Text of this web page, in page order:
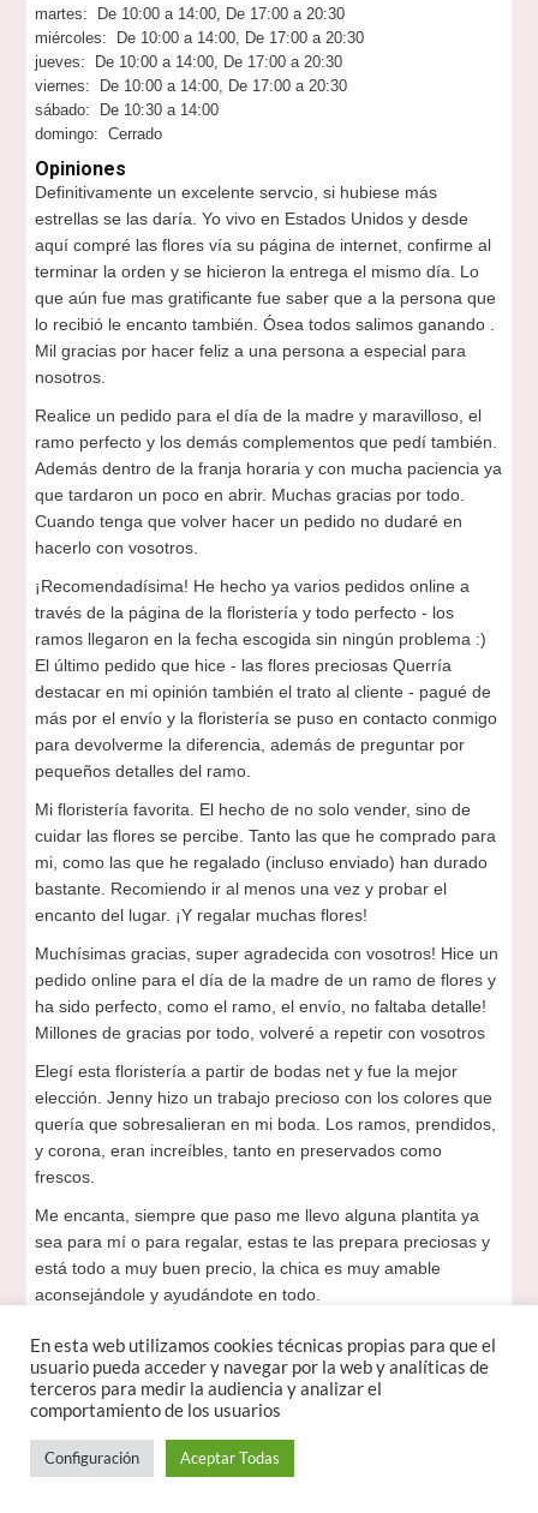
martes: De 10:00 a 14:00, De 17:00 a 20:30
miércoles: De 10:00 a 14:00, De 17:00 a 20:30
jueves: De 10:00 a 14:00, De 17:00 a 20:30
viernes: De 10:00 a 14:00, De 17:00 a 20:30
sábado: De 10:30 a 14:00
domingo: Cerrado
Opiniones
Definitivamente un excelente servcio, si hubiese más
estrellas se las daría. Yo vivo en Estados Unidos y desde
aquí compré las flores vía su página de internet, confirme al
terminar la orden y se hicieron la entrega el mismo día. Lo
que aún fue mas gratificante fue saber que a la persona que
lo recibió le encanto también. Ósea todos salimos ganando .
Mil gracias por hacer feliz a una persona a especial para
nosotros.
Realice un pedido para el día de la madre y maravilloso, el
ramo perfecto y los demás complementos que pedí también.
Además dentro de la franja horaria y con mucha paciencia ya
que tardaron un poco en abrir. Muchas gracias por todo.
Cuando tenga que volver hacer un pedido no dudaré en
hacerlo con vosotros.
¡Recomendadísima! He hecho ya varios pedidos online a
través de la página de la floristería y todo perfecto - los
ramos llegaron en la fecha escogida sin ningún problema :)
El último pedido que hice - las flores preciosas Querría
destacar en mi opinión también el trato al cliente - pagué de
más por el envío y la floristería se puso en contacto conmigo
para devolverme la diferencia, además de preguntar por
pequeños detalles del ramo.
Mi floristería favorita. El hecho de no solo vender, sino de
cuidar las flores se percibe. Tanto las que he comprado para
mi, como las que he regalado (incluso enviado) han durado
bastante. Recomiendo ir al menos una vez y probar el
encanto del lugar. ¡Y regalar muchas flores!
Muchísimas gracias, super agradecida con vosotros! Hice un
pedido online para el día de la madre de un ramo de flores y
ha sido perfecto, como el ramo, el envío, no faltaba detalle!
Millones de gracias por todo, volveré a repetir con vosotros
Elegí esta floristería a partir de bodas net y fue la mejor
elección. Jenny hizo un trabajo precioso con los colores que
quería que sobresalieran en mi boda. Los ramos, prendidos,
y corona, eran increíbles, tanto en preservados como
frescos.
Me encanta, siempre que paso me llevo alguna plantita ya
sea para mí o para regalar, estas te las prepara preciosas y
está todo a muy buen precio, la chica es muy amable
aconsejándole y ayudándote en todo.
súper agradabable la dueña Cuando me casé le encargué mi
Ramo de novía y no me pudo gustar más¡¡¡¡ Llevaba
buscando esta preciosa Planta mucho tiempo y gracias a
Jeni por fin la tengo. Lo recomiendo al 200%
Ya les he pedido encargos varias veces y siempre han
En esta web utilizamos cookies técnicas propias para que el
usuario pueda acceder y navegar por la web y analíticas de
terceros para medir la audiencia y analizar el
comportamiento de los usuarios
Configuración Aceptar Todas